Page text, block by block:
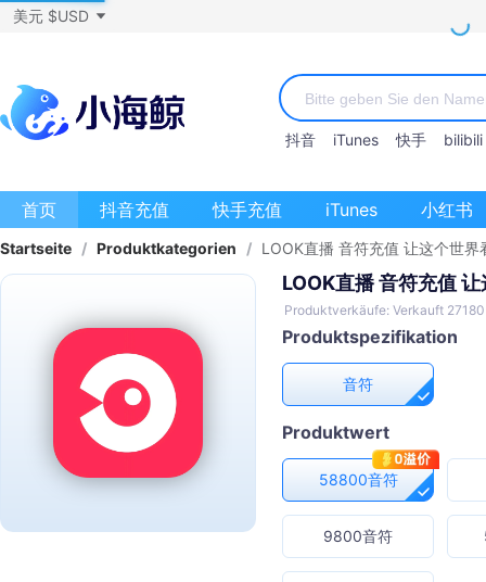
美元 $USD
抖音 iTunes 快手 bilibili
首页 抖音充值 快手充值 iTunes 小红书
Startseite / Produktkategorien / LOOK直播 音符充值 让这个世
LOOK直播 音符充值
Produktverkäufe: Verkauft 27180
Produktspezifikation
音符
Produktwert
58800音符
9800音符